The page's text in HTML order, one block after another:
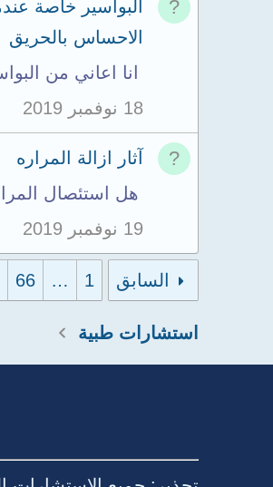
البواسير خاصة
الاحساس بالحريق
انا اعاني من
18 نوفمبر 2019
آثار ازالة المراره
هل استئصال
19 نوفمبر 2019
السابق 1
…
66
استشارات طبية